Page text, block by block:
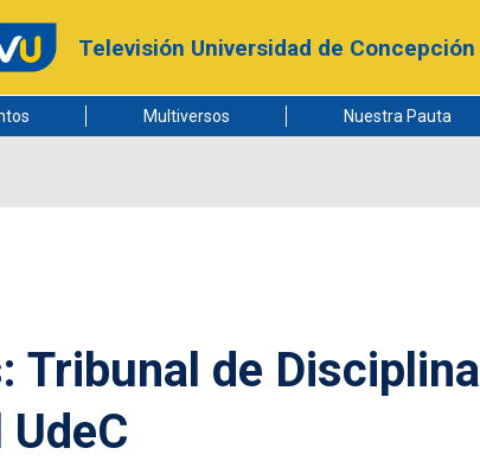
Televisión Universidad de Concepción
Multiversos Nuestra Pauta
Tribunal de Disciplina